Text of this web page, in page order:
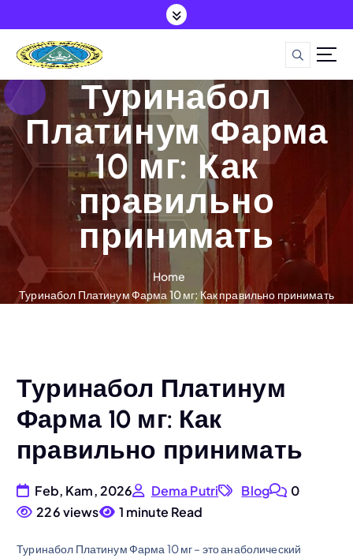
k
t
o
o
n
t
Туринабол
Платинум Фарма
10 мг: Как
правильно
принимать
Home
Туринабол Платинум Фарма 10 мг: Как правильно принимать
Туринабол Платинум
Фарма 10 мг: Как
правильно принимать
Feb, Kam, 2026 Dema Putri Blog
0
226 views
1 minute Read
Туринабол Платинум Фарма 10 мг – это анаболический